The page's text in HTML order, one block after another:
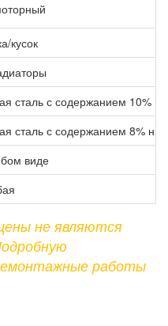
кусок
сталь с содержанием 10%
сталь с содержанием 8%
виде
не являются
работы